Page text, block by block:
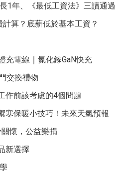
1年、《最低工資法》三讀通過
算？底薪低於基本工資？
充電線｜氮化鎵GaN快充
交換禮物
作前該考慮的4個問題
寒保暖小技巧！未來天氣預報
懷，公益樂捐
新選擇